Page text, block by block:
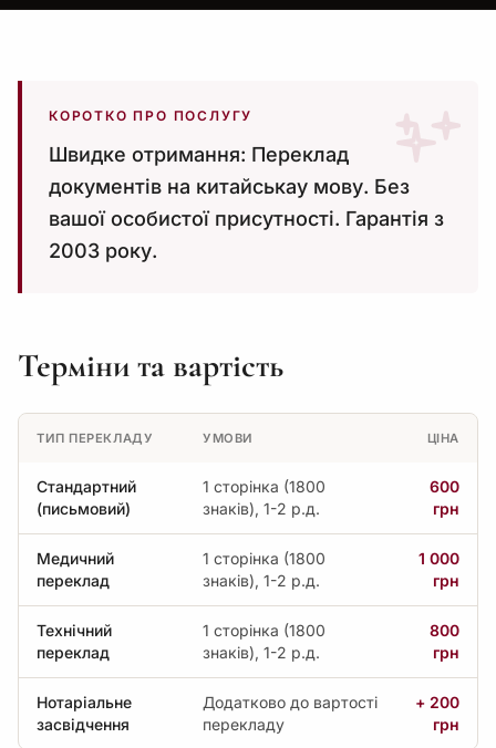
КОРОТКО ПРО ПОСЛУГУ
Швидке отримання: Переклад
документів на китайськау мову. Без
вашої особистої присутності. Гарантія з
2003 року.
Терміни та вартість
ТИП ПЕРЕКЛАДУ УМОВИ ЦІНА
Стандартний
(письмовий)
1 сторінка (1800
знаків), 1-2 р.д.
600
грн
Медичний
переклад
1 сторінка (1800
знаків), 1-2 р.д.
1 000
грн
Технічний
переклад
1 сторінка (1800
знаків), 1-2 р.д.
800
грн
Нотаріальне
засвідчення
Додатково до вартості
перекладу
+ 200
грн